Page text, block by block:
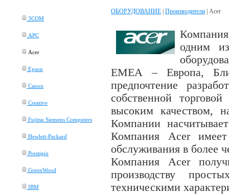
3COM
APC
Acer
Epson
Canon
Creative
Fujitsu Siemens Computers
Hewlett-Packard
Prestigio
GreenWood
IBM
ОБОРУДОВАНИЕ Производители | Acer
одним
EMEA – Европа,
предпочтение
собственной
высоким качеством,
Компании
Компания Acer
обслуживания в более
Компания Acer
производству
техническими